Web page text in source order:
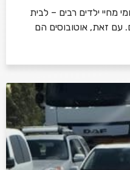
מחיי ילדים רבים – לבית
עם זאת, אוטובוסים הם